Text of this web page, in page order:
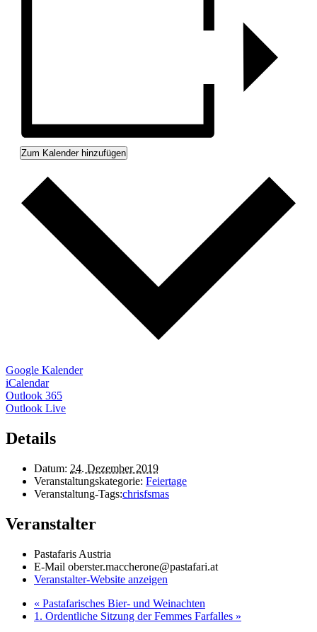
Zum Kalender hinzufügen
Google Kalender
iCalendar
Outlook 365
Outlook Live
Details
Datum: 24. Dezember 2019
Veranstaltungskategorie: Feiertage
Veranstaltung-Tags:chrisfsmas
Veranstalter
Pastafaris Austria
E-Mail oberster.maccherone@pastafari.at
Veranstalter-Website anzeigen
« Pastafarisches Bier- und Weinachten
1. Ordentliche Sitzung der Femmes Farfalles »